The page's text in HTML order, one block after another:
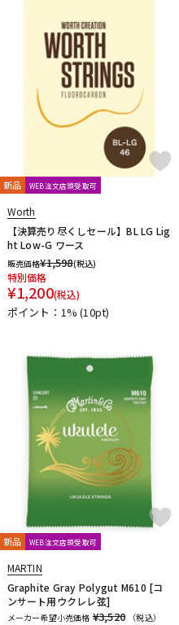
Boosey And Hawkes
Durand
Leduc
Marc Reift
Wizz Pickups
Hansen
Asterope
コーズ
Cable Cup
ぼっち・ざ・ろっく！
大阪開成館
デプロMP
GRAYZONE
Lydke Musikverlag
Straps
新品 WEB注文店頭受取可
Worth
【決算売り尽くしセール】BL LG Lig
ht Low-G ワース
販売価格¥1,598(税込)
特別価格
¥1,200(税込)
ポイント：1%(10pt)
新品 WEB注文店頭受取可
MARTIN
Graphite Gray Polygut M610 [コ
ンサート用ウクレレ弦]
メーカー希望小売価格 ¥3,520
（税込）